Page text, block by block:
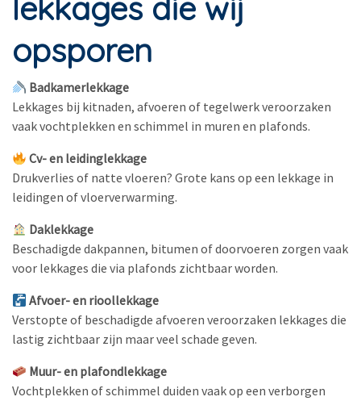
lekkages die wij
opsporen
Badkamerlekkage
Lekkages bij kitnaden, afvoeren of tegelwerk veroorzaken
vaak vochtplekken en schimmel in muren en plafonds.
Cv- en leidinglekkage
Drukverlies of natte vloeren? Grote kans op een lekkage in
leidingen of vloerverwarming.
Daklekkage
Beschadigde dakpannen, bitumen of doorvoeren zorgen vaak
voor lekkages die via plafonds zichtbaar worden.
Afvoer- en rioollekkage
Verstopte of beschadigde afvoeren veroorzaken lekkages die
lastig zichtbaar zijn maar veel schade geven.
Muur- en plafondlekkage
Vochtplekken of schimmel duiden vaak op een verborgen